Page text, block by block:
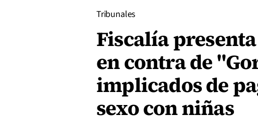
Tribunales
Fiscalía
en contra de
implicados de
sexo con niñas